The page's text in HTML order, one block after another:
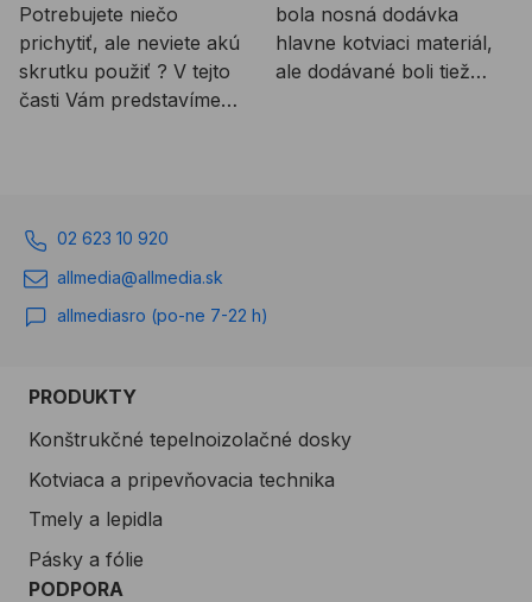
Potrebujete niečo
prichytiť, ale neviete akú
skrutku použiť ? V tejto
časti Vám predstavíme
bola nosná dodávka
hlavne kotviaci materiál,
ale dodávané boli tiež
02 623 10 920
allmedia@allmedia.sk
allmediasro (po-ne 7-22 h)
PRODUKTY
Konštrukčné tepelnoizolačné dosky
Kotviaca a pripevňovacia technika
Tmely a lepidla
Pásky a fólie
PODPORA